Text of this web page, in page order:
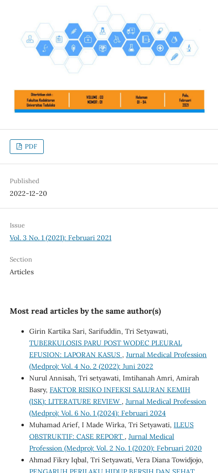
PDF
Published
2022-12-20
Issue
Vol. 3 No. 1 (2021): Februari 2021
Section
Articles
Most read articles by the same author(s)
Girin Kartika Sari, Sarifuddin, Tri Setyawati,
TUBERKULOSIS PARU POST WODEC PLEURAL
EFUSION: LAPORAN KASUS , Jurnal Medical Profession
(Medpro): Vol. 4 No. 2 (2022): Juni 2022
Nurul Annisah, Tri setyawati, Imtihanah Amri, Amirah
Basry, FAKTOR RISIKO INFEKSI SALURAN KEMIH
(ISK): LITERATURE REVIEW , Jurnal Medical Profession
(Medpro): Vol. 6 No. 1 (2024): Februari 2024
Muhamad Arief, I Made Wirka, Tri Setyawati, ILEUS
OBSTRUKTIF: CASE REPORT , Jurnal Medical
Profession (Medpro): Vol. 2 No. 1 (2020): Februari 2020
Ahmad Fikry Iqbal, Tri Setyawati, Vera Diana Towidjojo,